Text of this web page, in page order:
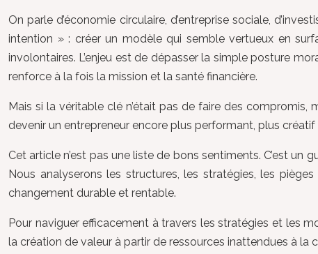
On parle d’économie circulaire, d’entreprise sociale,
intention » : créer un modèle qui semble vertueux en
involontaires. L’enjeu est de dépasser la simple posture
renforce à la fois la mission et la santé financière.
Mais si la véritable clé n’était pas de faire des
devenir un entrepreneur encore plus performant, plus
Cet article n’est pas une liste de bons sentiments. C’est
Nous analyserons les structures, les stratégies, les
changement durable et rentable.
Pour naviguer efficacement à travers les stratégies et les
la création de valeur à partir de ressources inattendues à